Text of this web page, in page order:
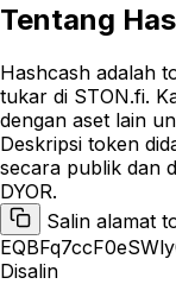
Tentang
Hashcash adalah
tukar di STON.fi.
dengan aset lain
Deskripsi token
secara publik dan
DYOR.
Salin alamat
Disalin